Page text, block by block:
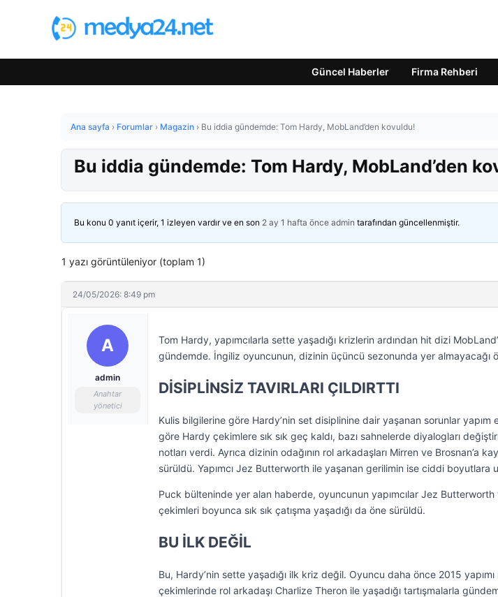
Güncel Haberler Firma Rehberi
Ana sayfa › Forumlar › Magazin › Bu iddia gündemde: Tom Hardy, MobLand’den kovuldu!
Bu iddia gündemde: Tom Hardy, MobLand’den
Bu konu 0 yanıt içerir, 1 izleyen vardır ve en son 2 ay 1 hafta önce admin tarafından güncellenmiştir.
1 yazı görüntüleniyor (toplam 1)
24/05/2026: 8:49 pm
A
admin
Anahtar
yönetici
Tom Hardy, yapımcılarla sette yaşadığı krizlerin ardından hit dizi
gündemde. İngiliz oyuncunun, dizinin üçüncü sezonunda yer almayacağı
DİSİPLİNSİZ TAVIRLARI ÇILDIRTTI
Kulis bilgilerine göre Hardy’nin set disiplinine dair yaşanan sorunlar
göre Hardy çekimlere sık sık geç kaldı, bazı sahnelerde diyalogları
notları verdi. Ayrıca dizinin odağının rol arkadaşları Mirren ve Brosnan’a
sürüldü. Yapımcı Jez Butterworth ile yaşanan gerilimin ise ciddi boyutlara
Puck bülteninde yer alan haberde, oyuncunun yapımcılar Jez
çekimleri boyunca sık sık çatışma yaşadığı da öne sürüldü.
BU İLK DEĞİL
Bu, Hardy’nin sette yaşadığı ilk kriz değil. Oyuncu daha önce 2015
çekimlerinde rol arkadaşı Charlize Theron ile yaşadığı tartışmalarla